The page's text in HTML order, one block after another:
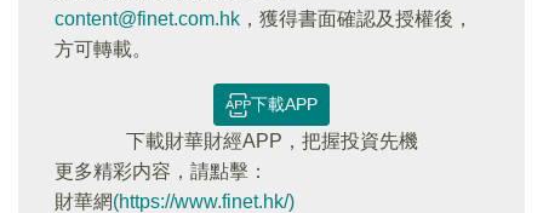
content@finet.com.hk ，獲得書面確認及授權後，
方可轉載。
下載APP
下載財華財經APP，把握投資先機
更多精彩内容，請點擊：
財華網(https://www.finet.hk/)